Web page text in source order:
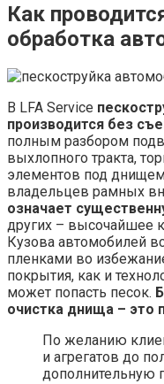
Как
обработка
В LFA Service
производится без
полным разбором
выхлопного тракта,
элементов под
владельцев рамных
означает
других – высочайшее
Кузова автомобилей
пленками во
покрытия, как и
может попасть песок.
очистка днища – это
По желанию
и агрегатов до
дополнительную